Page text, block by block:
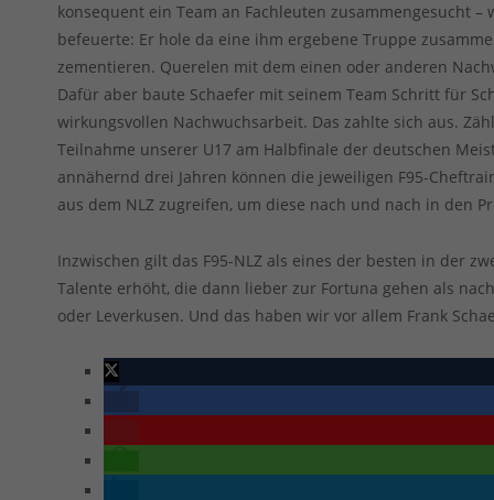
konsequent ein Team an Fachleuten zusammengesucht
befeuerte: Er hole da eine ihm ergebene Truppe
zementieren. Querelen mit dem einen oder anderen
Dafür aber baute Schaefer mit seinem Team Schritt für
wirkungsvollen Nachwuchsarbeit. Das zahlte sich aus.
Teilnahme unserer U17 am Halbfinale der deutschen
annähernd drei Jahren können die jeweiligen F95-
aus dem NLZ zugreifen, um diese nach und nach in den
Inzwischen gilt das F95-NLZ als eines der besten in der
Talente erhöht, die dann lieber zur Fortuna gehen als
oder Leverkusen. Und das haben wir vor allem Frank